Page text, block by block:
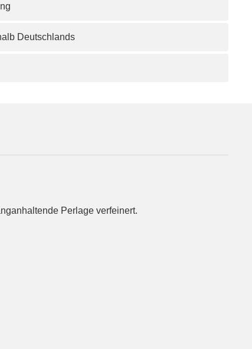
Deutschlands
Perlage verfeinert.